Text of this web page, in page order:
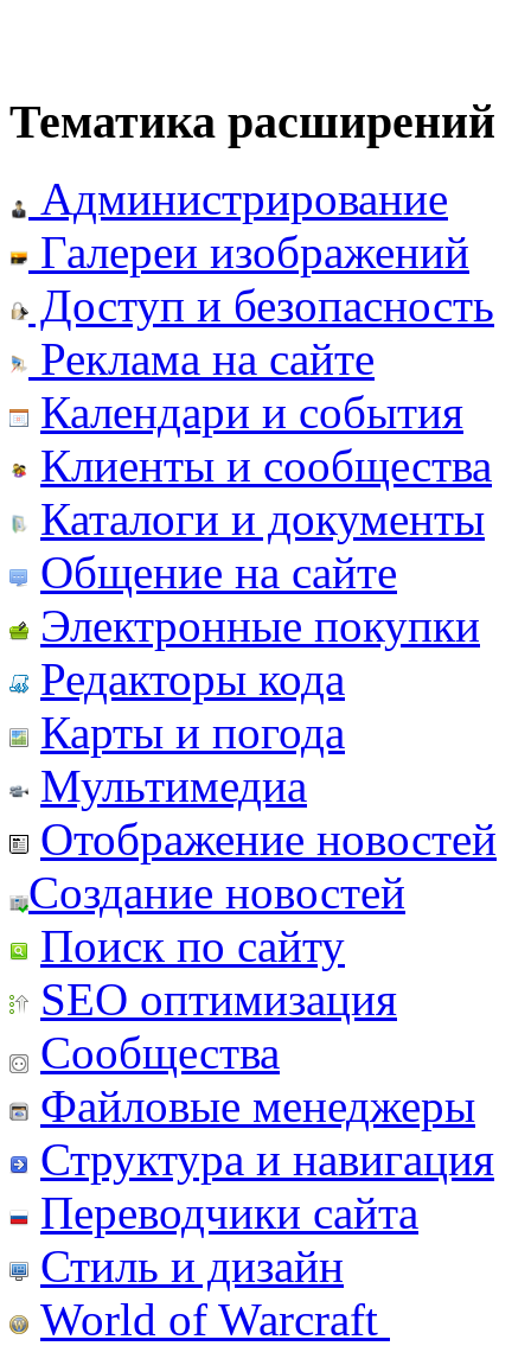
Тематика расширений
Администрирование
Галереи изображений
Доступ и безопасность
Реклама на сайте
Календари и события
Клиенты и сообщества
Каталоги и документы
Общение на сайте
Электронные покупки
Редакторы кода
Карты и погода
Мультимедиа
Отображение новостей
Создание новостей
Поиск по сайту
SEO оптимизация
Сообщества
Файловые менеджеры
Структура и навигация
Переводчики сайта
Стиль и дизайн
World of Warcraft